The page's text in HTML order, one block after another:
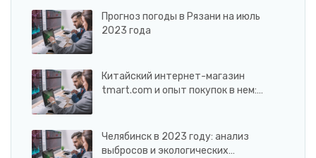
Прогноз погоды в Рязани на июль
2023 года
Китайский интернет-магазин
tmart.com и опыт покупок в нем:…
Челябинск в 2023 году: анализ
выбросов и экологических…